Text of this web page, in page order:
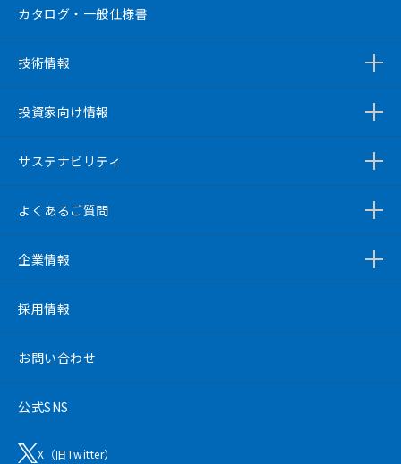
カタログ・一般仕様書
技術情報
投資家向け情報
サステナビリティ
よくあるご質問
企業情報
採用情報
お問い合わせ
公式SNS
X（旧Twitter）